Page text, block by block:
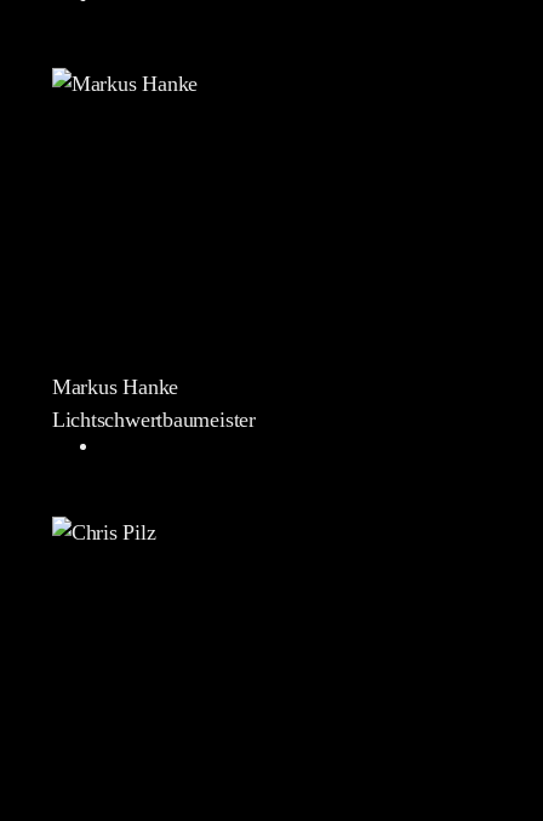
Markus Hanke
Lichtschwertbaumeister